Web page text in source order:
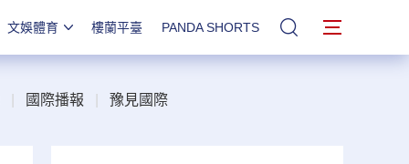
文娛體育 樓蘭平臺 PANDA SHORTS 站內搜索
國際播報 豫見國際